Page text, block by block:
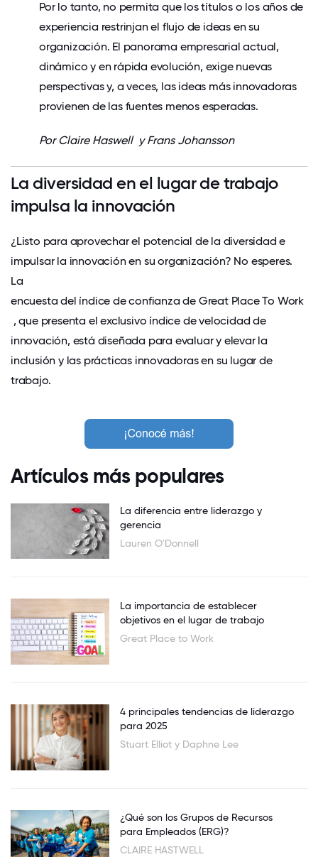
Por lo tanto, no permita que los títulos o los años de
experiencia restrinjan el flujo de ideas en su
organización. El panorama empresarial actual,
dinámico y en rápida evolución, exige nuevas
perspectivas y, a veces, las ideas más innovadoras
provienen de las fuentes menos esperadas.
PorClaire Haswell y Frans Johansson
La diversidad en el lugar de trabajo
impulsa la innovación
¿Listo para aprovechar el potencial de la diversidad e
impulsar la innovación en su organización? No esperes.
La
encuesta del índice de confianza de Great Place To Work
, que presenta el exclusivo índice de velocidad de
innovación, está diseñada para evaluar y elevar la
inclusión y las prácticas innovadoras en su lugar de
trabajo.
Artículos más populares
La diferencia entre liderazgo y
gerencia
Lauren O'Donnell
La importancia de establecer
objetivos en el lugar de trabajo
Great Place to Work
4 principales tendencias de liderazgo
para 2025
Stuart Elliot y Daphne Lee
¿Qué son los Grupos de Recursos
para Empleados (ERG)?
CLAIRE HASTWELL